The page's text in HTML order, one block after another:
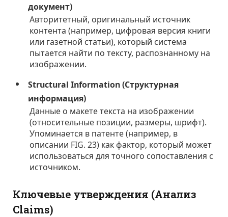
документ)
Авторитетный, оригинальный источник
контента (например, цифровая версия книги
или газетной статьи), который система
пытается найти по тексту, распознанному на
изображении.
Structural Information (Структурная
информация)
Данные о макете текста на изображении
(относительные позиции, размеры, шрифт).
Упоминается в патенте (например, в
описании FIG. 23) как фактор, который может
использоваться для точного сопоставления с
источником.
Ключевые утверждения (Анализ
Claims)